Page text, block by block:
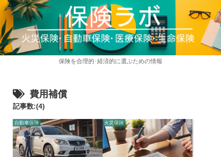
保険を合理的･経済的に選ぶための情報
費用補償
記事数:(4)
自動車保険 火災保険